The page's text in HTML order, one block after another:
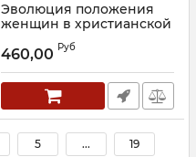
Эволюция положения
женщин в христианской
Церкви в парадигме
общественного
России. Священник
Андрей Постренак
460,00 Руб
5 ... 19